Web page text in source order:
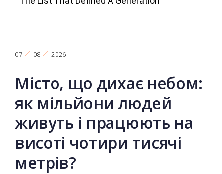
07 08 2026
Місто, що дихає небом:
як мільйони людей
живуть і працюють на
висоті чотири тисячі
метрів?